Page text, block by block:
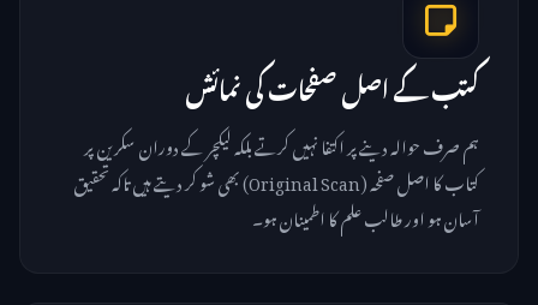
کتب کے اصل صفحات کی نمائش
ہم صرف حوالہ دینے پر اکتفا نہیں کرتے بلکہ لیکچر کے دوران سکرین پر
کتاب کا اصل صفحہ (Original Scan) بھی شو کر دیتے ہیں تاکہ تحقیق
آسان ہو اور طالب علم کا اطمینان ہو۔